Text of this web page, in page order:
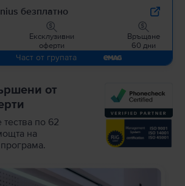
безплатно
Ексклузивни
оферти
Връщане
60 дни
Част от групата
от
по 62
на